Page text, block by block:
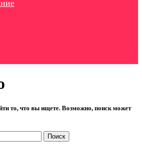
то, что вы ищете. Возможно, поиск может